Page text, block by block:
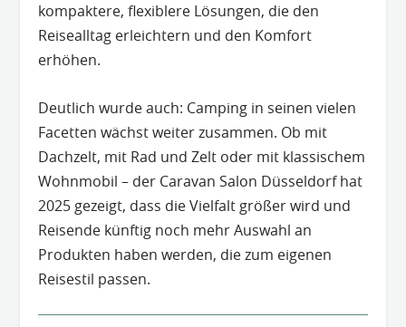
kompaktere, flexiblere Lösungen, die den
Reisealltag erleichtern und den Komfort
erhöhen.
Deutlich wurde auch: Camping in seinen vielen
Facetten wächst weiter zusammen. Ob mit
Dachzelt, mit Rad und Zelt oder mit klassischem
Wohnmobil – der Caravan Salon Düsseldorf hat
2025 gezeigt, dass die Vielfalt größer wird und
Reisende künftig noch mehr Auswahl an
Produkten haben werden, die zum eigenen
Reisestil passen.